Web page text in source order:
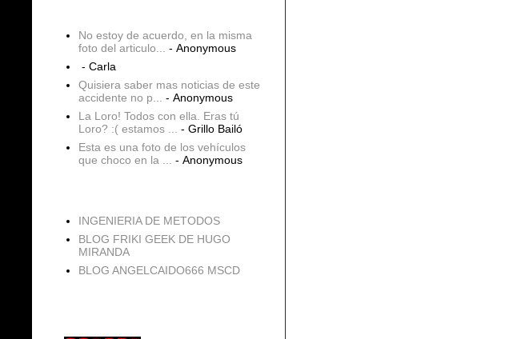
No estoy de acuerdo, en la misma
foto del articulo...
- Anonymous
- Carla
Quisiera saber mas noticias de este
accidente no p...
- Anonymous
La Loro! Todos con ella. Eras tú
Loro? :( estamos ...
- Grillo Bailó
Esta es una foto de los vehículos
que choco en la ...
- Anonymous
INGENIERIA DE METODOS
BLOG FRIKI GEEK DE HUGO
MIRANDA
BLOG ANGELCAIDO666 MSCD